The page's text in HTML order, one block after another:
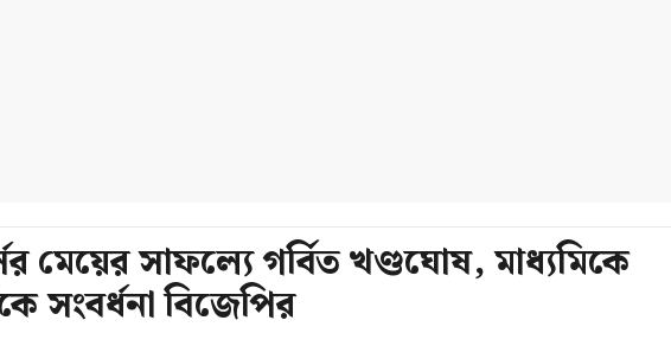
মেয়ের সাফল্যে গর্বিত খণ্ডঘোষ, মাধ্যমিকে
সংবর্ধনা বিজেপির